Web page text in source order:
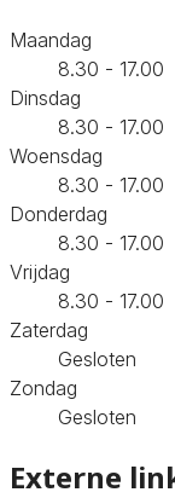
Maandag
8.30 - 17.00
Dinsdag
8.30 - 17.00
Woensdag
8.30 - 17.00
Donderdag
8.30 - 17.00
Vrijdag
8.30 - 17.00
Zaterdag
Gesloten
Zondag
Gesloten
Externe